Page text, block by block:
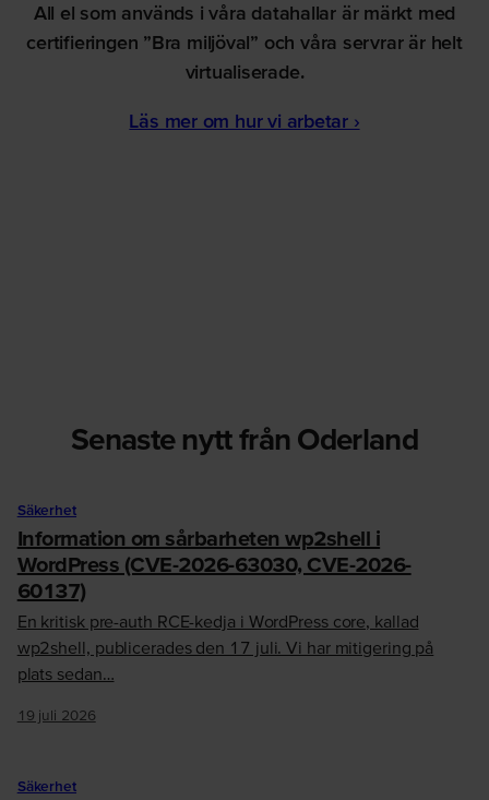
All el som används i våra datahallar är märkt med
certifieringen ”Bra miljöval” och våra servrar är helt
virtualiserade.
Läs mer om hur vi arbetar ›
Senaste nytt från Oderland
Säkerhet
Information om sårbarheten wp2shell i
WordPress (CVE-2026-63030, CVE-2026-
60137)
En kritisk pre-auth RCE-kedja i WordPress core, kallad
wp2shell, publicerades den 17 juli. Vi har mitigering på
plats sedan…
19 juli 2026
Säkerhet